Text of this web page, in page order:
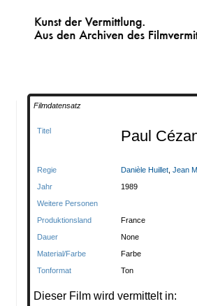
Kunst der Vermittlung.
Aus den Archiven des Filmvermittelnden
Filmdatensatz
Titel Paul
Regie Danièle Huillet, Jean
Jahr
1989
Weitere Personen
Produktionsland
France
Dauer
None
Material/Farbe
Farbe
Tonformat
Ton
Dieser Film wird vermittelt in: